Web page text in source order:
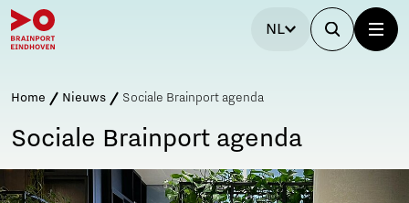
NL
Home Nieuws Sociale Brainport agenda
Sociale Brainport agenda